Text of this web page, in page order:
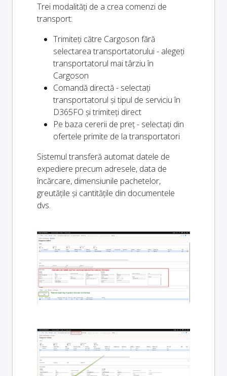
Trei modalități de a crea comenzi de
transport:
Trimiteți către Cargoson fără
selectarea transportatorului - alegeți
transportatorul mai târziu în
Cargoson
Comandă directă - selectați
transportatorul și tipul de serviciu în
D365FO și trimiteți direct
Pe baza cererii de preț - selectați din
ofertele primite de la transportatori
Sistemul transferă automat datele de
expediere precum adresele, data de
încărcare, dimensiunile pachetelor,
greutățile și cantitățile din documentele
dvs.